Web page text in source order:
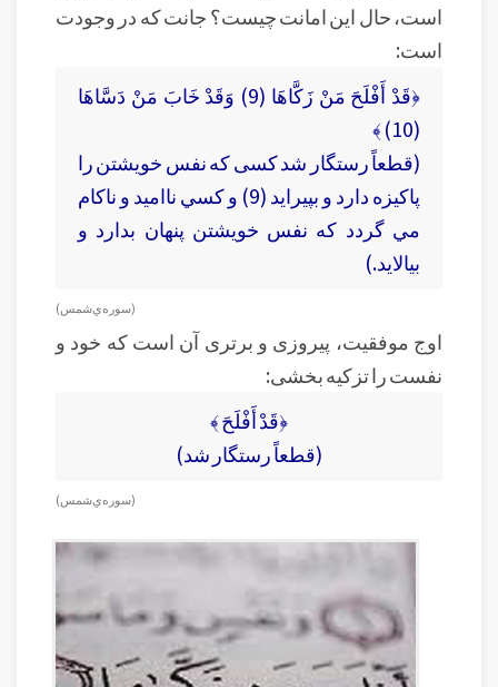
است، حال این امانت چیست؟ جانت که در وجودت
است:
﴿قَدْ أَفْلَحَ مَنْ زَكَّاهَا (9) وَقَدْ خَابَ مَنْ دَسَّاهَا
(10) ﴾
(قطعاً رستگار شد کسی كه نفس خويشتن را
پاكيزه دارد و بپيرايد (9) و كسي نااميد و ناكام
مي گردد كه نفس خويشتن پنهان بدارد و
بيالايد.)
( سوره‌ي شمس )
اوج موفقیت، پیروزی و برتری آن است که خود و
نفست را تزکیه بخشی:
﴿قَدْ أَفْلَحَ ﴾
(قطعاً رستگار شد)
( سوره‌ي شمس )